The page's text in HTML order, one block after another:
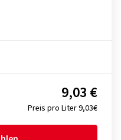
Preis pro Liter 9,03€
9,03 €